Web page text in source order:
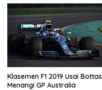
Klasemen F1 2019 Usai Bottas
Menangi GP Australia